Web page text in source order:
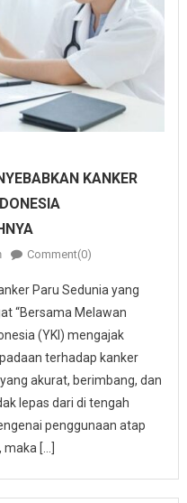
KANKER
Comment(0)
Paru Sedunia yang
“Bersama Melawan
(YKI) mengajak
terhadap kanker
akurat, berimbang, dan
lepas dari di tengah
penggunaan atap
[…]